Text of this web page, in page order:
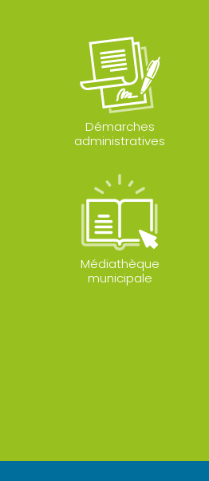
Démarches
administratives
Médiathèque
municipale